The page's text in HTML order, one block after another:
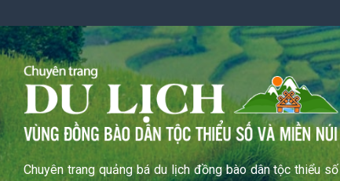
Chuyên trang quảng bá du lịch đồng bào dân tộc thiểu số